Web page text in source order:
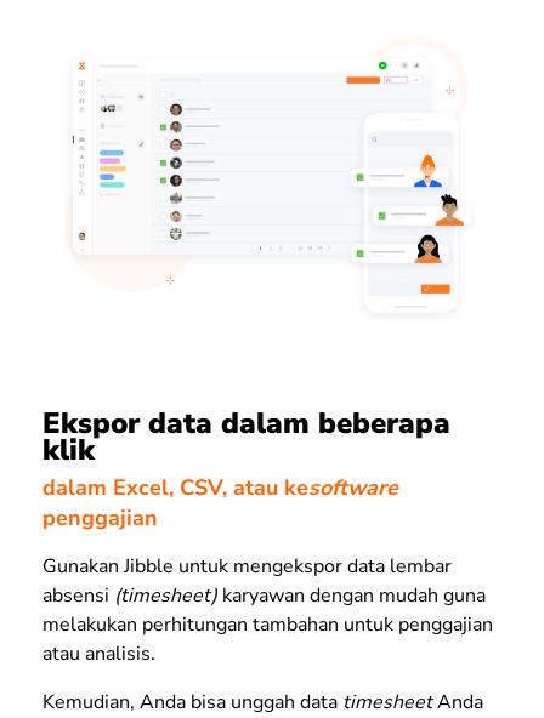
Ekspor data dalam beberapa
klik
dalam Excel, CSV, atau kesoftware
penggajian
Gunakan Jibble untuk mengekspor data lembar
absensi (timesheet) karyawan dengan mudah guna
melakukan perhitungan tambahan untuk penggajian
atau analisis.
Kemudian, Anda bisa unggah data timesheetAnda